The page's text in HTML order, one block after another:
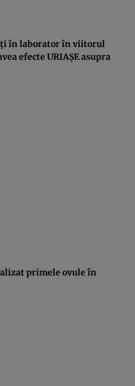
în laborator în viitorul
efecte URIAŞE asupra
primele ovule în